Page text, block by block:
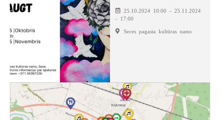
25.10.2024 10:00 - 25.11.2024
- 17:00
Seces pagasta kultūras nams